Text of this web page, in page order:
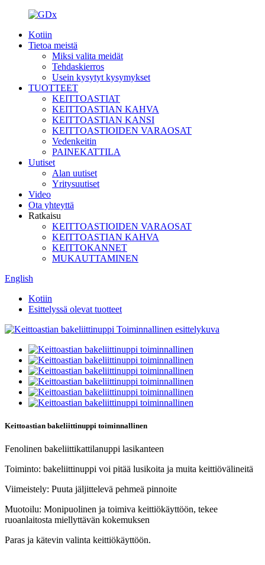
Kotiin
Tietoa meistä
Miksi valita meidät
Tehdaskierros
Usein kysytyt kysymykset
TUOTTEET
KEITTOASTIAT
KEITTOASTIAN KAHVA
KEITTOASTIAN KANSI
KEITTOASTIOIDEN VARAOSAT
Vedenkeitin
PAINEKATTILA
Uutiset
Alan uutiset
Yritysuutiset
Video
Ota yhteyttä
Ratkaisu
KEITTOASTIOIDEN VARAOSAT
KEITTOASTIAN KAHVA
KEITTOKANNET
MUKAUTTAMINEN
English
Kotiin
Esittelyssä olevat tuotteet
Keittoastian bakeliittinuppi toiminnallinen
Fenolinen bakeliittikattilanuppi lasikanteen
Toiminto: bakeliittinuppi voi pitää lusikoita ja muita keittiövälineitä
Viimeistely: Puuta jäljittelevä pehmeä pinnoite
Muotoilu: Monipuolinen ja toimiva keittiökäyttöön, tekee
ruoanlaitosta miellyttävän kokemuksen
Paras ja kätevin valinta keittiökäyttöön.